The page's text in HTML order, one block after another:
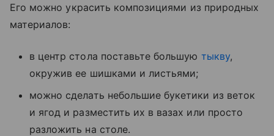
Его можно украсить композициями из природных
материалов:
в центр стола поставьте большую тыкву,
окружив ее шишками и листьями;
можно сделать небольшие букетики из веток
и ягод и разместить их в вазах или просто
разложить на столе.